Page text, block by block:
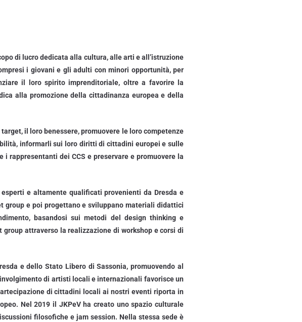
di lucro dedicata alla cultura, alle arti e all’istruzione
i giovani e gli adulti con minori opportunità, per
il loro spirito imprenditoriale, oltre a favorire la
alla promozione della cittadinanza europea e della
il loro benessere, promuovere le loro competenze
informarli sui loro diritti di cittadini europei e sulle
rappresentanti dei CCS e preservare e promuovere la
e altamente qualificati provenienti da Dresda e
group e poi progettano e sviluppano materiali didattici
basandosi sui metodi del design thinking e
attraverso la realizzazione di workshop e corsi di
e dello Stato Libero di Sassonia, promuovendo al
di artisti locali e internazionali favorisce un
di cittadini locali ai nostri eventi riporta in
Nel 2019 il JKPeV ha creato uno spazio culturale
filosofiche e jam session. Nella stessa sede è